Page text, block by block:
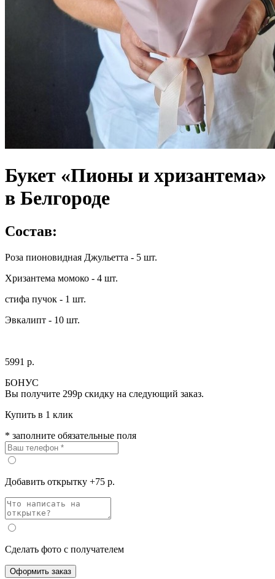
Букет «Пионы и хризантема»
в Белгороде
Состав:
Роза пионовидная Джульетта - 5 шт.
Хризантема момоко - 4 шт.
стифа пучок - 1 шт.
Эвкалипт - 10 шт.
5991 р.
БОНУС
Вы получите 299р скидку на следующий заказ.
Купить в 1 клик
* заполните обязательные поля
Добавить открытку +75 р.
Сделать фото с получателем
Оформить заказ